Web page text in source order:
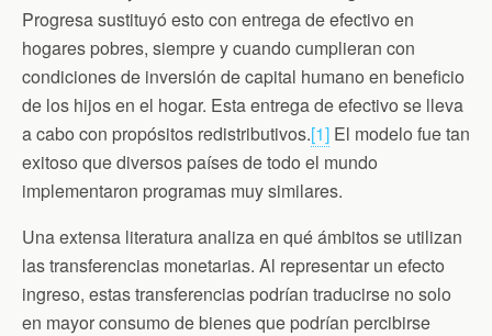
Progresa sustituyó esto con entrega de efectivo en
hogares pobres, siempre y cuando cumplieran con
condiciones de inversión de capital humano en beneficio
de los hijos en el hogar. Esta entrega de efectivo se lleva
a cabo con propósitos redistributivos.[1] El modelo fue tan
exitoso que diversos países de todo el mundo
implementaron programas muy similares.
Una extensa literatura analiza en qué ámbitos se utilizan
las transferencias monetarias. Al representar un efecto
ingreso, estas transferencias podrían traducirse no solo
en mayor consumo de bienes que podrían percibirse